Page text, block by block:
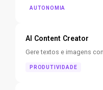
AUTONOMIA
AI Content Creator
Gere textos e imagens
PRODUTIVIDADE